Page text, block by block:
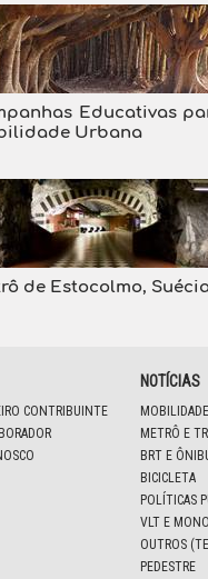
Educativas
Urbana
de Estocolmo,
CONTRIBUINTE
NOTÍCIAS
METRÔ E
BRT E
BICICLETA
POLÍTICAS
VLT E
OUTROS
PEDESTRE